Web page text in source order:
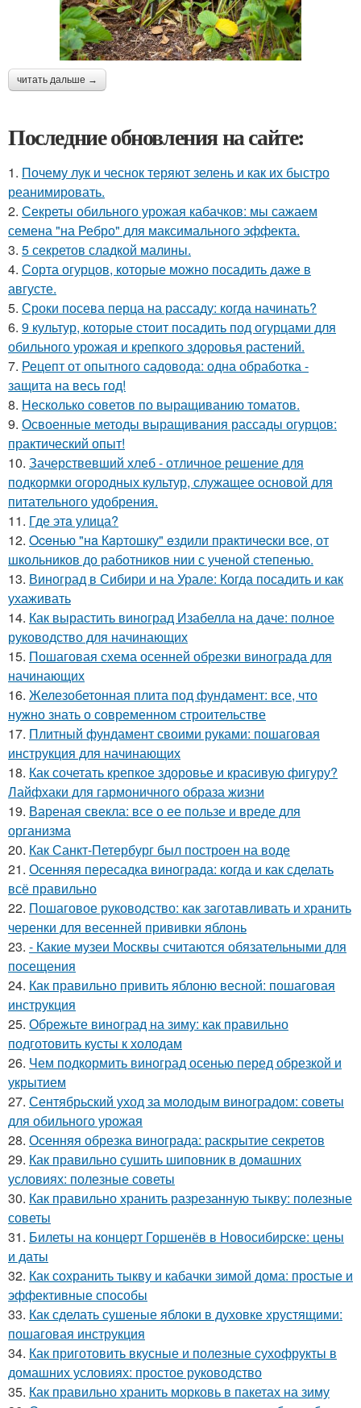
читать дальше →
Последние обновления на сайте:
1. Почему лук и чеснок теряют зелень и как их быстро
реанимировать.
2. Секреты обильного урожая кабачков: мы сажаем
семена "на Ребро" для максимального эффекта.
3. 5 секретов сладкой малины.
4. Сорта огурцов, которые можно посадить даже в
августе.
5. Сроки посева перца на рассаду: когда начинать?
6. 9 культур, которые стоит посадить под огурцами для
обильного урожая и крепкого здоровья растений.
7. Рецепт от опытного садовода: одна обработка -
защита на весь год!
8. Несколько советов по выращиванию томатов.
9. Освоенные методы выращивания рассады огурцов:
практический опыт!
10. Зачерствевший хлеб - отличное решение для
подкормки огородных культур, служащее основой для
питательного удобрения.
11. Где этa улица?
12. Oceнью "нa Кapтошку" eздили пpaктичecки вce, от
школьников до работников нии с ученой степенью.
13. Виноград в Сибири и на Урале: Когда посадить и как
ухаживать
14. Как вырастить виноград Изабелла на даче: полное
руководство для начинающих
15. Пошаговая схема осенней обрезки винограда для
начинающих
16. Железобетонная плита под фундамент: все, что
нужно знать о современном строительстве
17. Плитный фундамент своими руками: пошаговая
инструкция для начинающих
18. Как сочетать крепкое здоровье и красивую фигуру?
Лайфхаки для гармоничного образа жизни
19. Вареная свекла: все о ее пользе и вреде для
организма
20. Как Санкт-Петербург был построен на воде
21. Осенняя пересадка винограда: когда и как сделать
всё правильно
22. Пошаговое руководство: как заготавливать и хранить
черенки для весенней прививки яблонь
23. - Какие музеи Москвы считаются обязательными для
посещения
24. Как правильно привить яблоню весной: пошаговая
инструкция
25. Обрежьте виноград на зиму: как правильно
подготовить кусты к холодам
26. Чем подкормить виноград осенью перед обрезкой и
укрытием
27. Сентябрьский уход за молодым виноградом: советы
для обильного урожая
28. Осенняя обрезка винограда: раскрытие секретов
29. Как правильно сушить шиповник в домашних
условиях: полезные советы
30. Как правильно хранить разрезанную тыкву: полезные
советы
31. Билеты на концерт Горшенёв в Новосибирске: цены
и даты
32. Как сохранить тыкву и кабачки зимой дома: простые и
эффективные способы
33. Как сделать сушеные яблоки в духовке хрустящими:
пошаговая инструкция
34. Как приготовить вкусные и полезные сухофрукты в
домашних условиях: простое руководство
35. Как правильно хранить морковь в пакетах на зиму